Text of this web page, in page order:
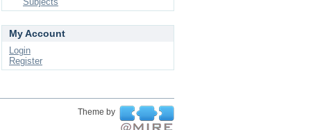
My Account
Login
Register
Theme by